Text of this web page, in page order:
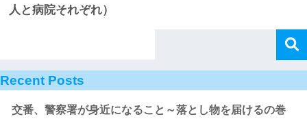
人と病院それぞれ）
Recent Posts
交番、警察署が身近になること～落とし物を届けるの巻